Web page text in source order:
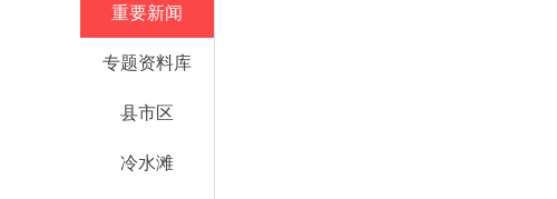
重要新闻
专题资料库
县市区
冷水滩